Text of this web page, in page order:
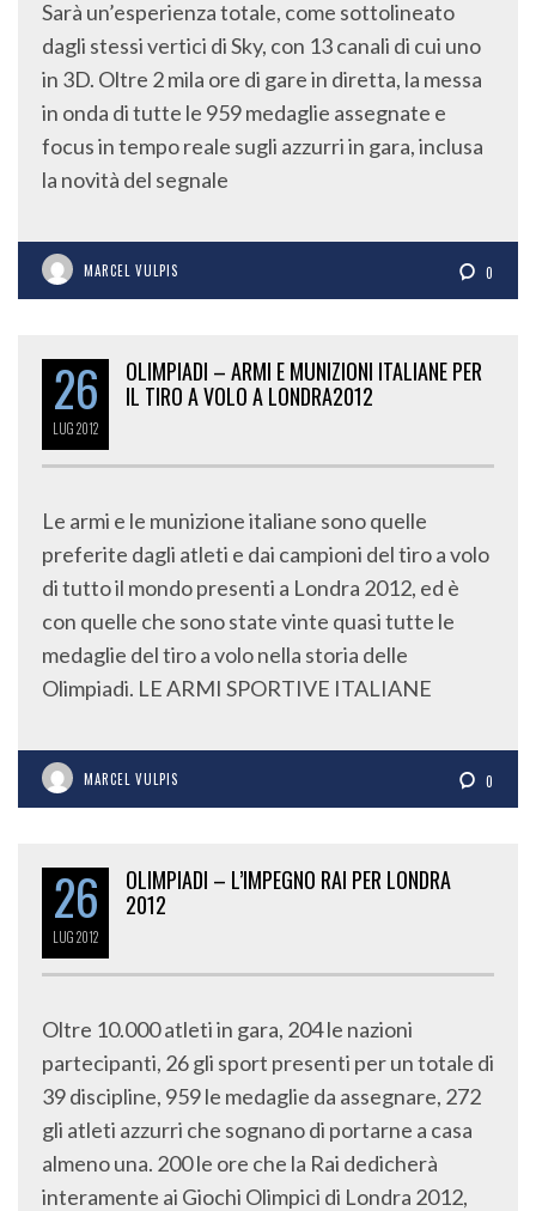
Sarà un’esperienza totale, come sottolineato
dagli stessi vertici di Sky, con 13 canali di cui uno
in 3D. Oltre 2 mila ore di gare in diretta, la messa
in onda di tutte le 959 medaglie assegnate e
focus in tempo reale sugli azzurri in gara, inclusa
la novità del segnale
MARCEL VULPIS 0
26
LUG2012
OLIMPIADI – ARMI E MUNIZIONI ITALIANE PER
IL TIRO A VOLO A LONDRA2012
Le armi e le munizione italiane sono quelle
preferite dagli atleti e dai campioni del tiro a volo
di tutto il mondo presenti a Londra 2012, ed è
con quelle che sono state vinte quasi tutte le
medaglie del tiro a volo nella storia delle
Olimpiadi. LE ARMI SPORTIVE ITALIANE
MARCEL VULPIS 0
26
LUG2012
OLIMPIADI – L’IMPEGNO RAI PER LONDRA
2012
Oltre 10.000 atleti in gara, 204 le nazioni
partecipanti, 26 gli sport presenti per un totale di
39 discipline, 959 le medaglie da assegnare, 272
gli atleti azzurri che sognano di portarne a casa
almeno una. 200 le ore che la Rai dedicherà
interamente ai Giochi Olimpici di Londra 2012,